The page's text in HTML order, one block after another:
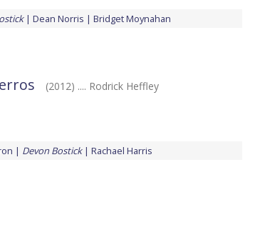
Dean Norris Bridget Moynahan
(2012) .... Rodrick Heffley
Devon Bostick Rachael Harris